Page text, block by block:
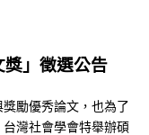
」徵選公告
勵優秀論文，也為了
灣社會學會特舉辦碩